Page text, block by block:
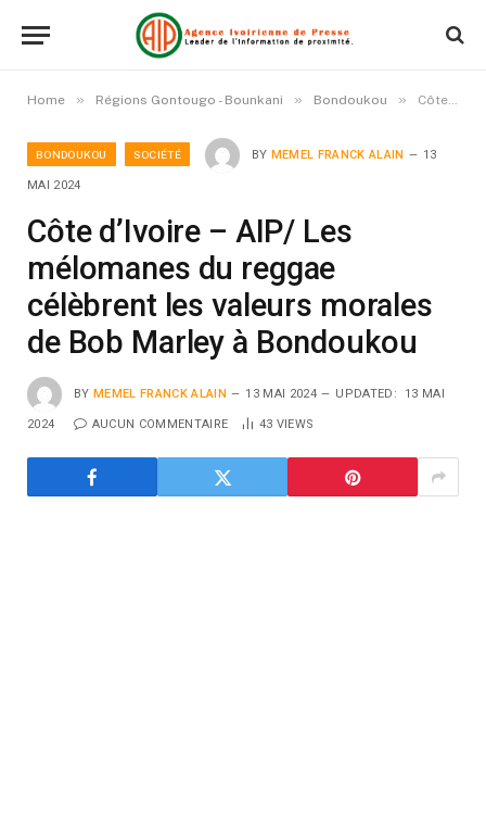
Home » Régions Gontougo - Bounkani » Bondoukou » Côte d’Ivoire – AIP/ Les mélomanes du reggae célèbrent les valeurs morales de Bob Marley à Bondoukou
BONDOUKOU SOCIÉTÉ BY MEMEL FRANCK ALAIN 13
MAI 2024
Côte d’Ivoire – AIP/ Les
mélomanes du reggae
célèbrent les valeurs morales
de Bob Marley à Bondoukou
BY MEMEL FRANCK ALAIN 13 MAI 2024 UPDATED: 13 MAI
2024 AUCUN COMMENTAIRE 43 VIEWS